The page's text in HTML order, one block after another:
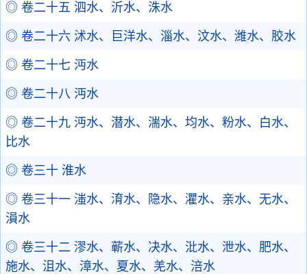
◎ 卷二十五 泗水、沂水、洙水
◎ 卷二十六 沭水、巨洋水、淄水、汶水、潍水、胶水
◎ 卷二十七 沔水
◎ 卷二十八 沔水
◎ 卷二十九 沔水、潜水、湍水、均水、粉水、白水、
比水
◎ 卷三十 淮水
◎ 卷三十一 滍水、淯水、隐水、灈水、亲水、无水、
溳水
◎ 卷三十二 漻水、蕲水、决水、沘水、泄水、肥水、
施水、沮水、漳水、夏水、羌水、涪水